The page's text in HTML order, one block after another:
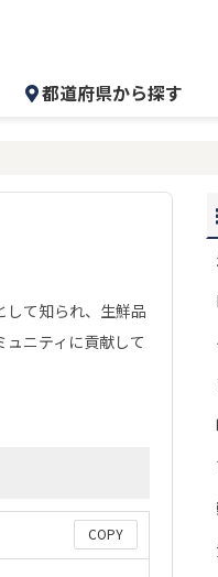
都道府県から探す
して知られ、生鮮品
ニティに貢献して
COPY